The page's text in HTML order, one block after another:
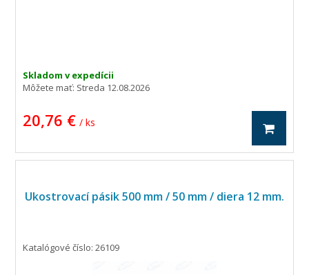
Skladom v expedícii
Môžete mať: Streda 12.08.2026
20,76 € / ks
Ukostrovací pásik 500 mm / 50 mm / diera 12 mm.
Katalógové číslo: 26109